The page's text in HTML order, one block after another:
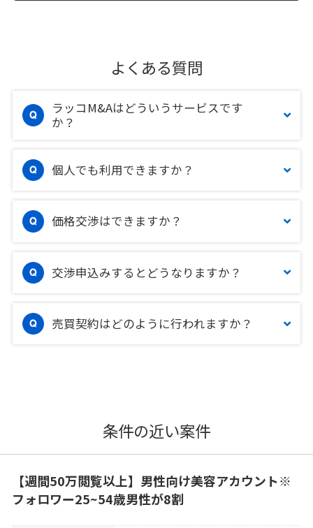
よくある質問
ラッコM&Aはどういうサービスです
か？
個人でも利用できますか？
価格交渉はできますか？
交渉申込みするとどうなりますか？
売買契約はどのように行われますか？
条件の近い案件
【週間50万閲覧以上】男性向け美容アカウント※
フォロワー25~54歳男性が8割